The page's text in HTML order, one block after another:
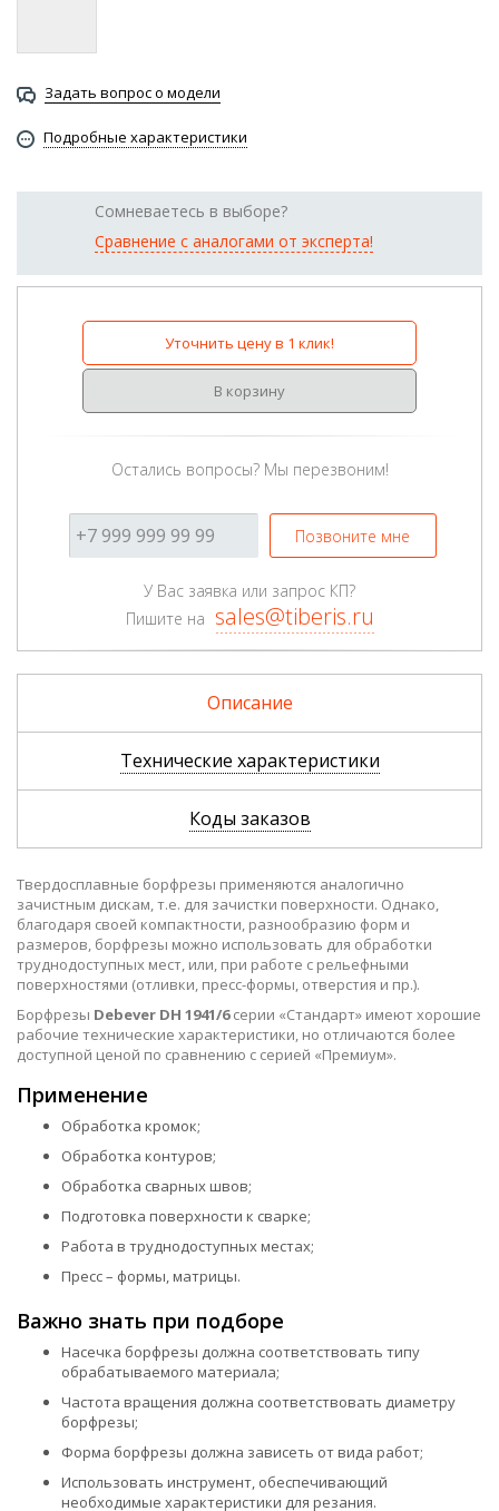
Задать вопрос о модели
Подробные характеристики
Сомневаетесь в выборе?
Сравнение с аналогами от эксперта!
Уточнить цену в 1 клик!
В корзину
Остались вопросы? Мы перезвоним!
Позвоните мне
У Вас заявка или запрос КП?
Пишите на sales@tiberis.ru
Описание
Технические характеристики
Коды заказов
Твердосплавные борфрезы применяются аналогично
зачистным дискам, т.е. для зачистки поверхности. Однако,
благодаря своей компактности, разнообразию форм и
размеров, борфрезы можно использовать для обработки
труднодоступных мест, или, при работе с рельефными
поверхностями (отливки, пресс-формы, отверстия и пр.).
Борфрезы Debever DH 1941/6серии «Стандарт» имеют хорошие
рабочие технические характеристики, но отличаются более
доступной ценой по сравнению с серией «Премиум».
Применение
Обработка кромок;
Обработка контуров;
Обработка сварных швов;
Подготовка поверхности к сварке;
Работа в труднодоступных местах;
Пресс – формы, матрицы.
Важно знать при подборе
Насечка борфрезы должна соответствовать типу
обрабатываемого материала;
Частота вращения должна соответствовать диаметру
борфрезы;
Форма борфрезы должна зависеть от вида работ;
Использовать инструмент, обеспечивающий
необходимые характеристики для резания.